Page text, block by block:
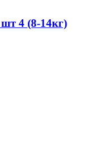
4 (8-14кг)